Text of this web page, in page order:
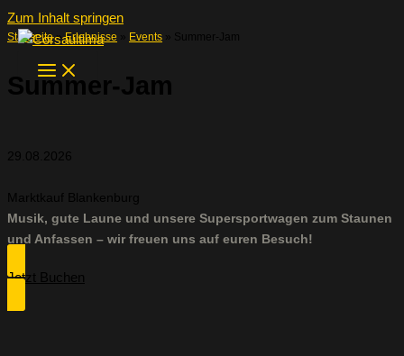
Zum Inhalt springen
Startseite»Erlebnisse » Events » Summer-Jam
Summer-Jam
29.08.2026
Marktkauf Blankenburg
Musik, gute Laune und unsere Supersportwagen zum Staunen
und Anfassen – wir freuen uns auf euren Besuch!
Jetzt Buchen